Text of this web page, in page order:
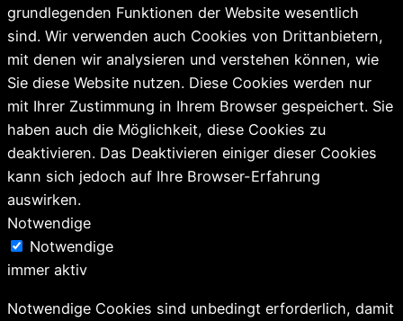
grundlegenden Funktionen der Website wesentlich
sind. Wir verwenden auch Cookies von Drittanbietern,
mit denen wir analysieren und verstehen können, wie
Sie diese Website nutzen. Diese Cookies werden nur
mit Ihrer Zustimmung in Ihrem Browser gespeichert. Sie
haben auch die Möglichkeit, diese Cookies zu
deaktivieren. Das Deaktivieren einiger dieser Cookies
kann sich jedoch auf Ihre Browser-Erfahrung
auswirken.
Notwendige
Notwendige
immer aktiv
Notwendige Cookies sind unbedingt erforderlich, damit